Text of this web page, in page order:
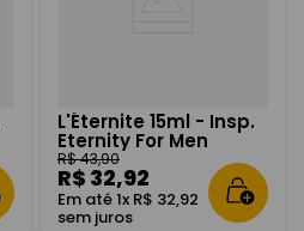
L'Éternite 15ml - Insp.
Eternity For Men
R$43,90
R$ 32,92
Em até1x R$ 32,92
sem juros